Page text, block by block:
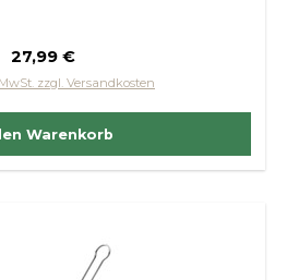
Regulärer Preis:
27,99 €
zzgl. Versandkosten
Warenkorb